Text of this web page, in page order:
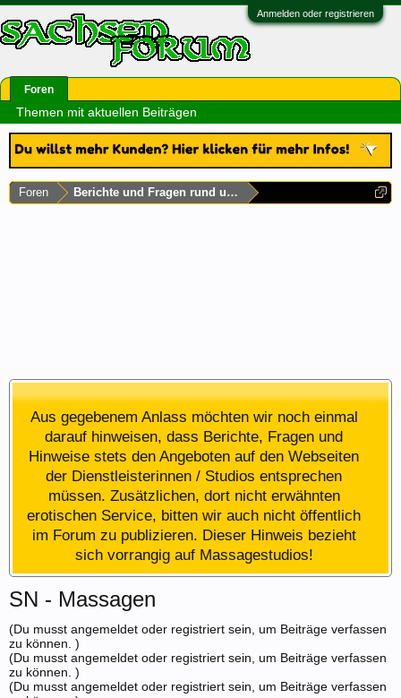
Anmelden oder registrieren
Foren Berichte und Fragen rund um Sachsen
Aus gegebenem Anlass möchten wir noch einmal
darauf hinweisen, dass Berichte, Fragen und
Hinweise stets den Angeboten auf den Webseiten
der Dienstleisterinnen / Studios entsprechen
müssen. Zusätzlichen, dort nicht erwähnten
erotischen Service, bitten wir auch nicht öffentlich
im Forum zu publizieren. Dieser Hinweis bezieht
sich vorrangig auf Massagestudios!
SN - Massagen
(Du musst angemeldet oder registriert sein, um Beiträge verfassen
zu können. )
(Du musst angemeldet oder registriert sein, um Beiträge verfassen
zu können. )
(Du musst angemeldet oder registriert sein, um Beiträge verfassen
Foren
Themen mit aktuellen Beiträgen